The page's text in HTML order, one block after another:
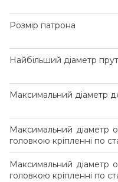
Розмір патрона
Найбільший діаметр
Максимальний діаметр
Максимальний діаметр
головкою кріпленні по
Максимальний діаметр
головкою кріпленні по